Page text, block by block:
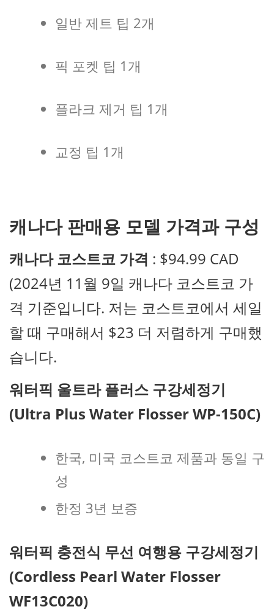
일반 제트 팁 2개
픽 포켓 팁 1개
플라크 제거 팁 1개
교정 팁 1개
캐나다 판매용 모델 가격과 구성
캐나다 코스트코 가격 : $94.99 CAD
(2024년 11월 9일 캐나다 코스트코 가
격 기준입니다. 저는 코스트코에서 세일
할 때 구매해서 $23 더 저렴하게 구매했
습니다.
워터픽 울트라 플러스 구강세정기
(Ultra Plus Water Flosser WP-150C)
한국, 미국 코스트코 제품과 동일 구
성
한정 3년 보증
워터픽 충전식 무선 여행용 구강세정기
(Cordless Pearl Water Flosser
WF13C020)